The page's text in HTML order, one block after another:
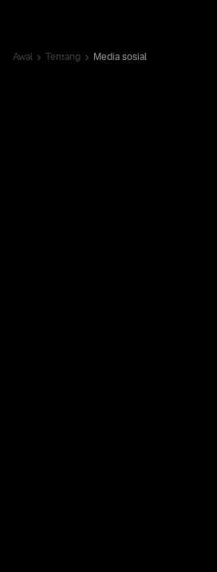
Awal Tentang Media sosial